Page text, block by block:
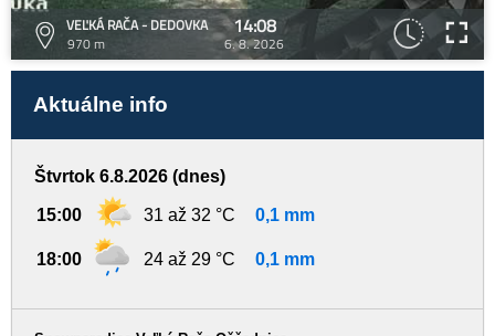
VEĽKÁ RAČA - DEDOVKA
970 m
14:08
6. 8. 2026
Aktuálne info
Štvrtok 6.8.2026 (dnes)
15:00 31 až 32 °C 0,1 mm
18:00 24 až 29 °C 0,1 mm